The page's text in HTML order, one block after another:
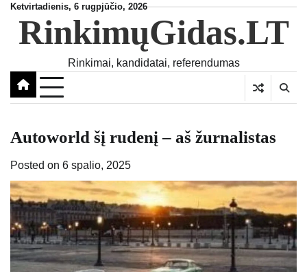
Skip
content
Ketvirtadienis, 6 rugpjūčio, 2026
RinkimųGidas.LT
Rinkimai, kandidatai, referendumas
Autoworld šį rudenį – aš žurnalistas
Posted on 6 spalio, 2025